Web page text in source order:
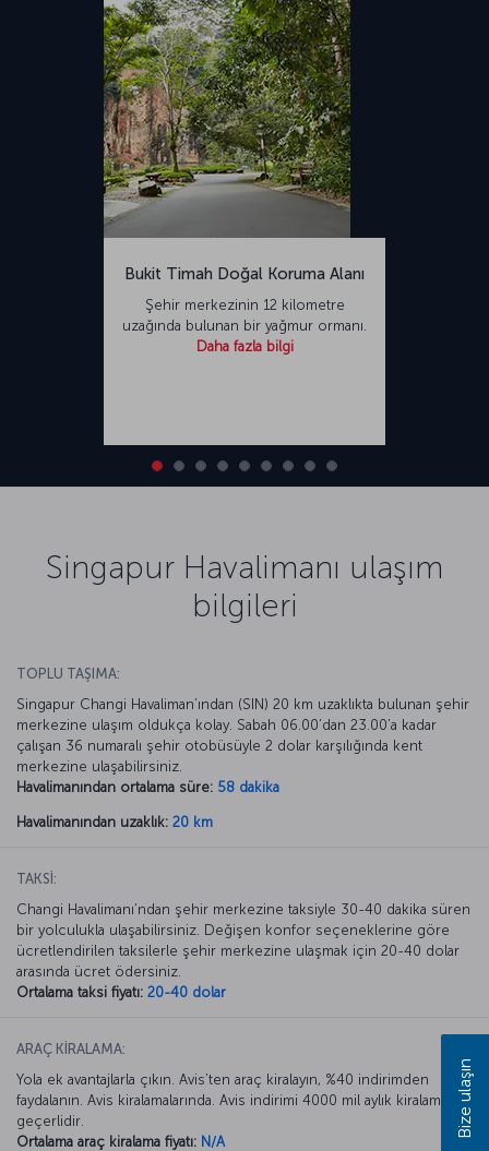
Bukit Timah Doğal Koruma Alanı
Şehir merkezinin 12 kilometre
uzağında bulunan bir yağmur ormanı.
Daha fazla bilgi
Singapur Havalimanı ulaşım
bilgileri
TOPLU TAŞIMA:
Singapur Changi Havaliman’ından (SIN) 20 km uzaklıkta bulunan şehir
merkezine ulaşım oldukça kolay. Sabah 06.00’dan 23.00’a kadar
çalışan 36 numaralı şehir otobüsüyle 2 dolar karşılığında kent
merkezine ulaşabilirsiniz.
Havalimanından ortalama süre: 58 dakika
Havalimanından uzaklık: 20 km
TAKSİ:
Changi Havalimanı’ndan şehir merkezine taksiyle 30-40 dakika süren
bir yolculukla ulaşabilirsiniz. Değişen konfor seçeneklerine göre
ücretlendirilen taksilerle şehir merkezine ulaşmak için 20-40 dolar
arasında ücret ödersiniz.
Ortalama taksi fiyatı: 20-40 dolar
ARAÇ KİRALAMA:
Yola ek avantajlarla çıkın. Avis’ten araç kiralayın, %40 indirimden
faydalanın. Avis kiralamalarında. Avis indirimi 4000 mil aylık kiralamada
geçerlidir.
Ortalama araç kiralama fiyatı: N/A
Bize ulaşın